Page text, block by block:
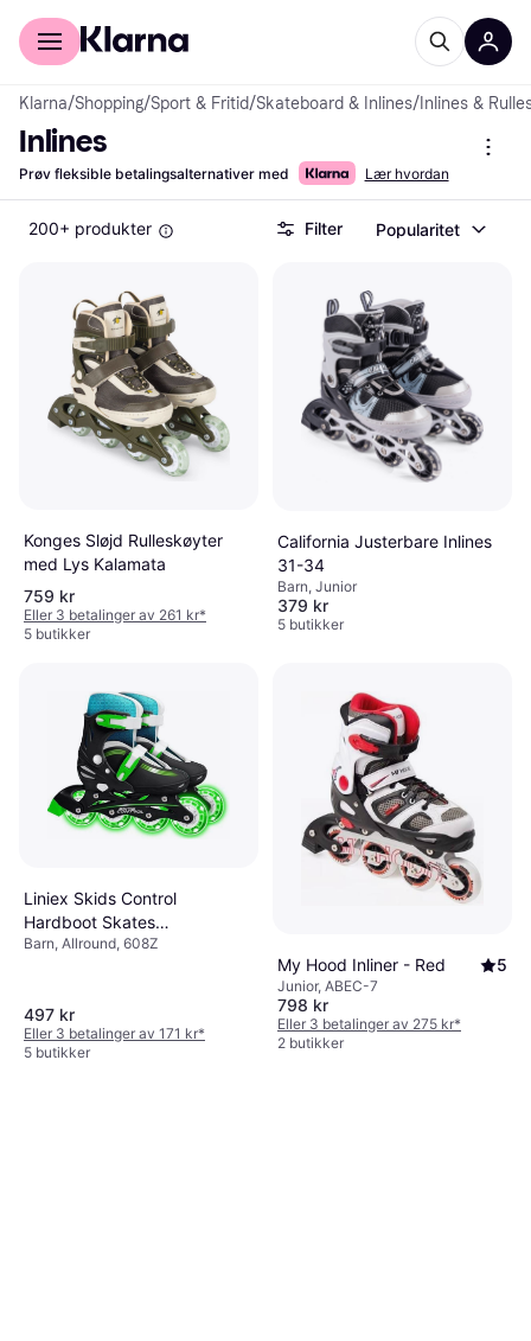
For kunder
Klarna/Shopping/Sport & Fritid/Skateboard & Inlines/ Inlines &
Inlines
Prøv fleksible betalingsalternativer med Lær hvordan
200+ produkter Filter Popularitet
Konges Sløjd Rulleskøyter
med Lys Kalamata
759 kr
Eller 3 betalinger av 261 kr*
5 butikker
California Justerbare Inlines
31-34
Barn, Junior
379 kr
5 butikker
Liniex Skids Control
Hardboot Skates
Black/Blue/Green
Barn, Allround, 608Z
497 kr
Eller 3 betalinger av 171 kr*
5 butikker
My Hood Inliner - Red 5
Junior, ABEC-7
798 kr
Eller 3 betalinger av 275 kr*
2 butikker